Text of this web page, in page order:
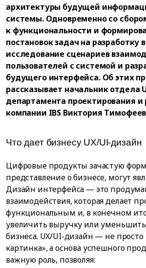
архитектуры будущей
системы. Одновременно со
к функциональности и
постановок задач на разработку
исследование сценариев
пользователей с системой и
будущего интерфейса. Об этих
рассказывает начальник отдела
департамента проектирования и
компании IBS Виктория
Что дает бизнесу UX/UI-дизайн
Цифровые продукты зачастую
представление о бизнесе, могут
Дизайн интерфейса — это
взаимодействия, которая делает
функциональным и, в конечном
увеличить выручку или
бизнеса. UX/UI-дизайн — не просто
картинка», а основа успешного
важную роль, позволяя: